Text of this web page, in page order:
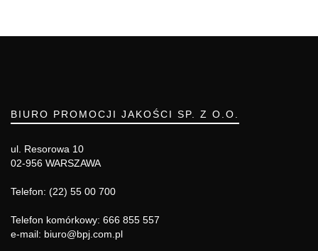
BIURO PROMOCJI JAKOŚCI SP. Z O.O.
ul. Resorowa 10
02-956 WARSZAWA
Telefon: (22) 55 00 700
Telefon komórkowy: 666 855 557
e-mail: biuro@bpj.com.pl